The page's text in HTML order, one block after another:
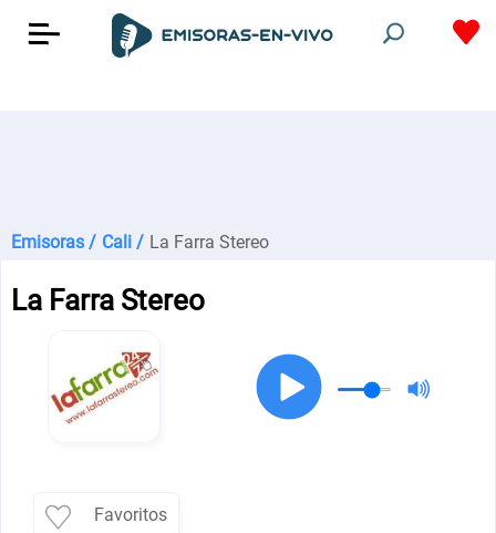
Emisoras / Cali / La Farra Stereo
La Farra Stereo
Favoritos